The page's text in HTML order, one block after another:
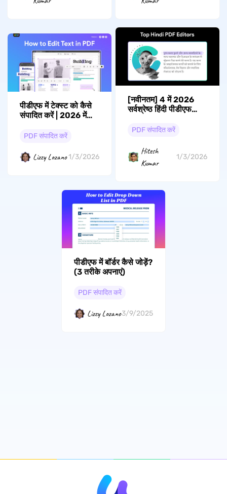
पीडीएफ में टेक्स्ट को कैसे
संपादित करें | 2026 में
PDF संपादित करें
Lizzy Lozano1/3/2026
[नवीनतम] 4 में 2026
सर्वश्रेष्ठ हिंदी पीडीएफ
PDF संपादित करें
Hitesh
Kumar
1/3/2026
पीडीएफ में बॉर्डर कैसे जोड़ें?
(3 तरीके अपनाएं)
PDF संपादित करें
Lizzy Lozano3/9/2025